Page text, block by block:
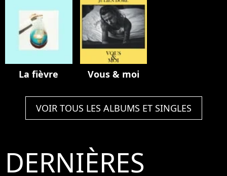
La fièvre Vous & moi
VOIR TOUS LES ALBUMS ET SINGLES
DERNIÈRES